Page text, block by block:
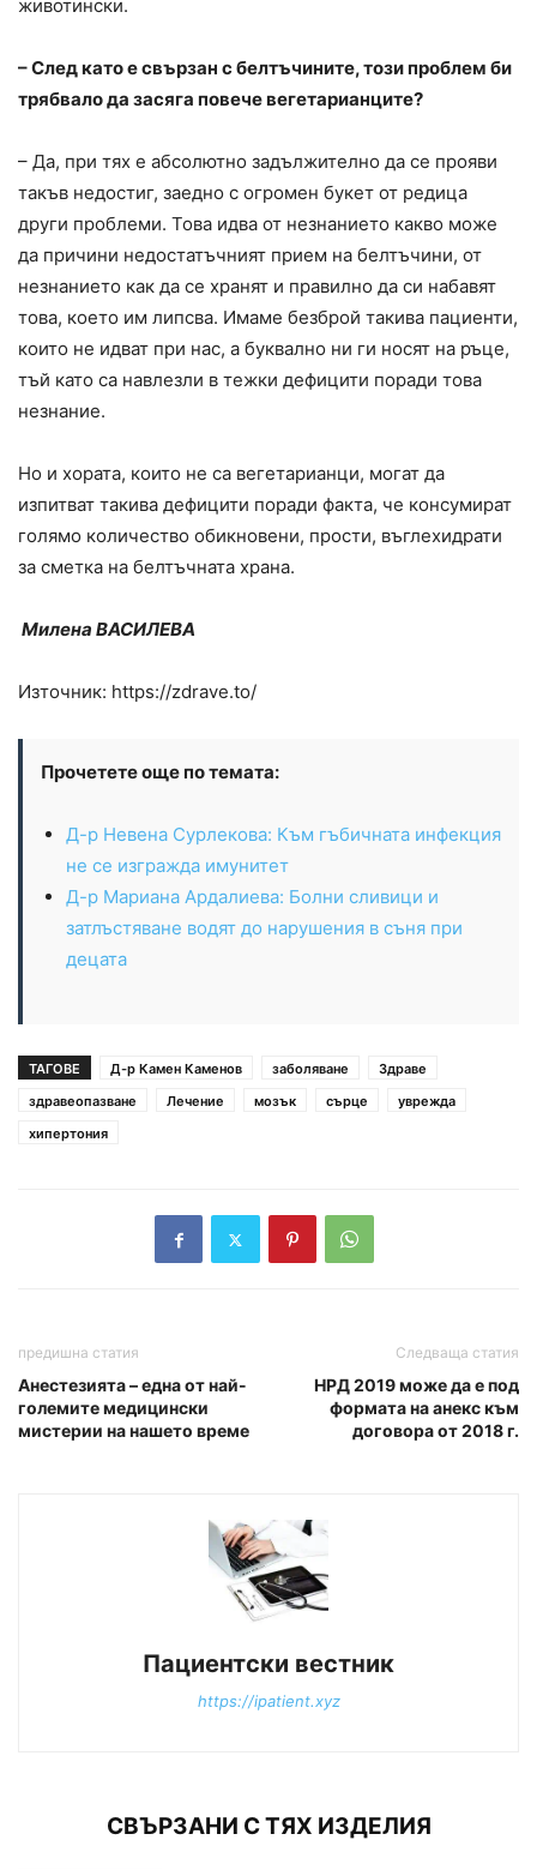
животински.
– След като е свързан с белтъчините, този проблем би
трябвало да засяга повече вегетарианците?
– Да, при тях е абсолютно задължително да се прояви
такъв недостиг, заедно с огромен букет от редица
други проблеми. Това идва от незнанието какво може
да причини недостатъчният прием на белтъчини, от
незнанието как да се хранят и правилно да си набавят
това, което им липсва. Имаме безброй такива пациенти,
които не идват при нас, а буквално ни ги носят на ръце,
тъй като са навлезли в тежки дефицити поради това
незнание.
Но и хората, които не са вегетарианци, могат да
изпитват такива дефицити поради факта, че консумират
голямо количество обикновени, прости, въглехидрати
за сметка на белтъчната храна.
Милена ВАСИЛЕВА
Източник: https://zdrave.to/
Прочетете още по темата:
Д-р Невена Сурлекова: Към гъбичната инфекция
не се изгражда имунитет
Д-р Мариана Ардалиева: Болни сливици и
затлъстяване водят до нарушения в съня при
децата
ТАГОВЕ Д-р Камен Каменов заболяване
Здраве
здравеопазване
Лечение мозък сърце
уврежда
хипертония
предишна статия
Анестезията – една от най-
големите медицински
мистерии на нашето време
Следваща статия
НРД 2019 може да е под
формата на анекс към
договора от 2018 г.
Пациентски вестник
https://ipatient.xyz
СВЪРЗАНИ С ТЯХ ИЗДЕЛИЯ